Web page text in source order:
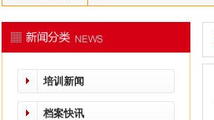
培训新闻
档案快讯